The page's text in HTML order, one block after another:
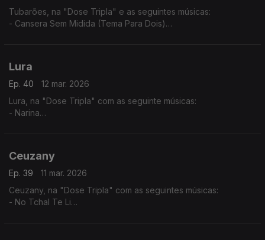
Tubarões, na "Dose Tripla" e as seguintes músicas:
- Cansera Sem Midida (Tema Para Dois)
Lura
Ep. 40
12 mar. 2026
Lura, na "Dose Tripla" com as seguinte músicas:
- Narina
Ceuzany
Ep. 39
11 mar. 2026
Ceuzany, na "Dose Tripla" com as seguintes músicas:
- No Tchal Te Li